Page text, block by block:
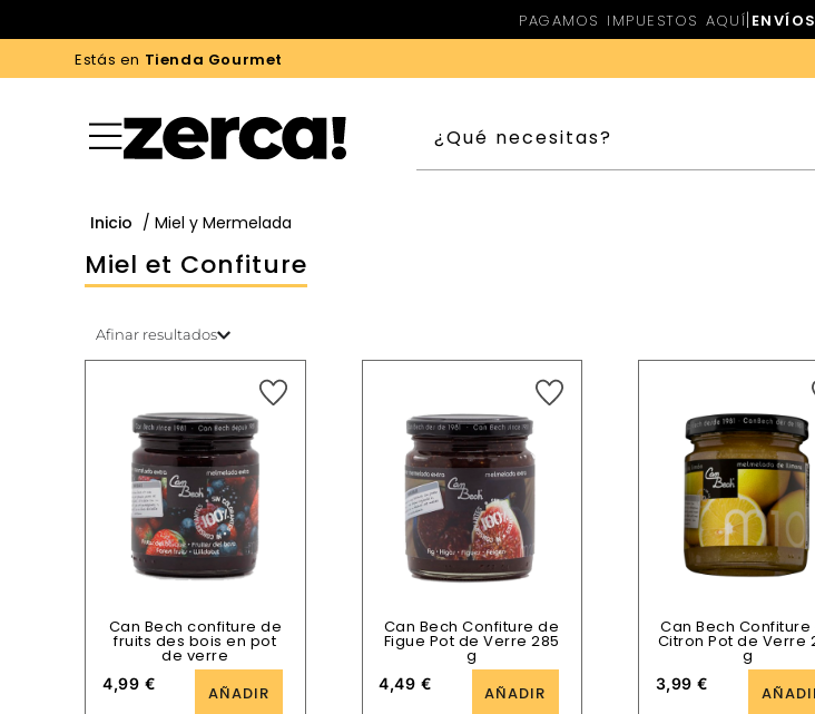
PAGAMOS IMPUESTOS AQUÍ|
Estás en Tienda Gourmet
Inicio / Miel y Mermelada
Miel et Confiture
Afinar resultados
Can Bech confiture de
fruits des bois en pot
de verre
4,99 € AÑADIR
Can Bech Confiture de
Figue Pot de Verre 285
g
4,49 € AÑADIR
Can Bech Confiture
Citron Pot de Verre
g
3,99€